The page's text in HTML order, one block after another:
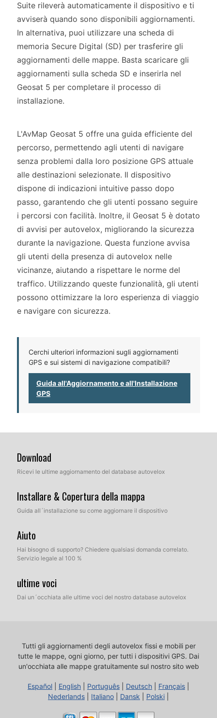
Suite rileverà automaticamente il dispositivo e ti
avviserà quando sono disponibili aggiornamenti.
In alternativa, puoi utilizzare una scheda di
memoria Secure Digital (SD) per trasferire gli
aggiornamenti delle mappe. Basta scaricare gli
aggiornamenti sulla scheda SD e inserirla nel
Geosat 5 per completare il processo di
installazione.
L'AvMap Geosat 5 offre una guida efficiente del
percorso, permettendo agli utenti di navigare
senza problemi dalla loro posizione GPS attuale
alle destinazioni selezionate. Il dispositivo
dispone di indicazioni intuitive passo dopo
passo, garantendo che gli utenti possano seguire
i percorsi con facilità. Inoltre, il Geosat 5 è dotato
di avvisi per autovelox, migliorando la sicurezza
durante la navigazione. Questa funzione avvisa
gli utenti della presenza di autovelox nelle
vicinanze, aiutando a rispettare le norme del
traffico. Utilizzando queste funzionalità, gli utenti
possono ottimizzare la loro esperienza di viaggio
e navigare con sicurezza.
Cerchi ulteriori informazioni sugli aggiornamenti
GPS e sui sistemi di navigazione compatibili?
Guida all'Aggiornamento e all'Installazione
GPS
Download
Ricevi le ultime aggiornamento del database autovelox
Installare & Copertura della mappa
Guida all´installazione su come aggiornare il dispositivo
Aiuto
Hai bisogno di supporto? Chiedere qualsiasi domanda correlato.
Servizio legale al 100 %
ultime voci
Dai un´occhiata alle ultime voci del nostro database autovelox
Tutti gli aggiornamenti degli autovelox fissi e mobili per
tutte le mappe, ogni giorno, per tutti i dispositivi GPS. Dai
un'occhiata alle mappe gratuitamente sul nostro sito web
Español English Português Deutsch Français
Nederlands
Italiano Dansk Polski